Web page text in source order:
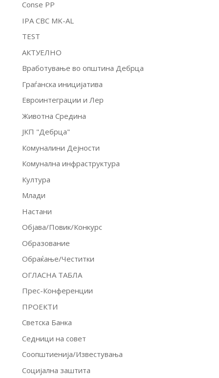
Conse PP
IPA CBC MK-AL
TEST
АКТУЕЛНО
Вработување во општина Дебрца
Граѓанска иницијатива
Евроинтеграции и Лер
Животна Средина
ЈКП "Дебрца"
Комуналини Дејности
Комунална инфраструктура
Култура
Млади
Настани
Објава/Повик/Конкурс
Образование
Обраќање/Честитки
ОГЛАСНА ТАБЛА
Прес-Конференции
ПРОЕКТИ
Светска Банка
Седници на совет
Соопштиенија/Известувања
Социјална заштита